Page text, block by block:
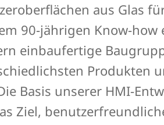
aus Glas
90-jährigen Know-
einbaufertige
Produkten
Basis unserer HMI-
Ziel,